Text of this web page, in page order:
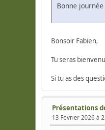
Bonne journée
Bonsoir Fabien,
Tu seras
Si tu as des
Présentations
13 Février 2026 à